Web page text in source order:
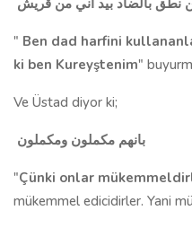
" Ben dad harfini
ki ben Kureyştenim"
Ve Üstad diyor ki;
"Çünki onlar
mükemmel edicidirler. Yani